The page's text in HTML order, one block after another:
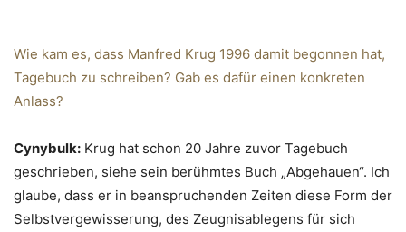
Wie kam es, dass Manfred Krug 1996 damit begonnen hat,
Tagebuch zu schreiben? Gab es dafür einen konkreten
Anlass?
Cynybulk: Krug hat schon 20 Jahre zuvor Tagebuch
geschrieben, siehe sein berühmtes Buch „Abgehauen“. Ich
glaube, dass er in beanspruchenden Zeiten diese Form der
Selbstvergewisserung, des Zeugnisablegens für sich